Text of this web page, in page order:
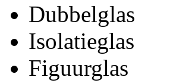
Dubbelglas
Isolatieglas
Figuurglas